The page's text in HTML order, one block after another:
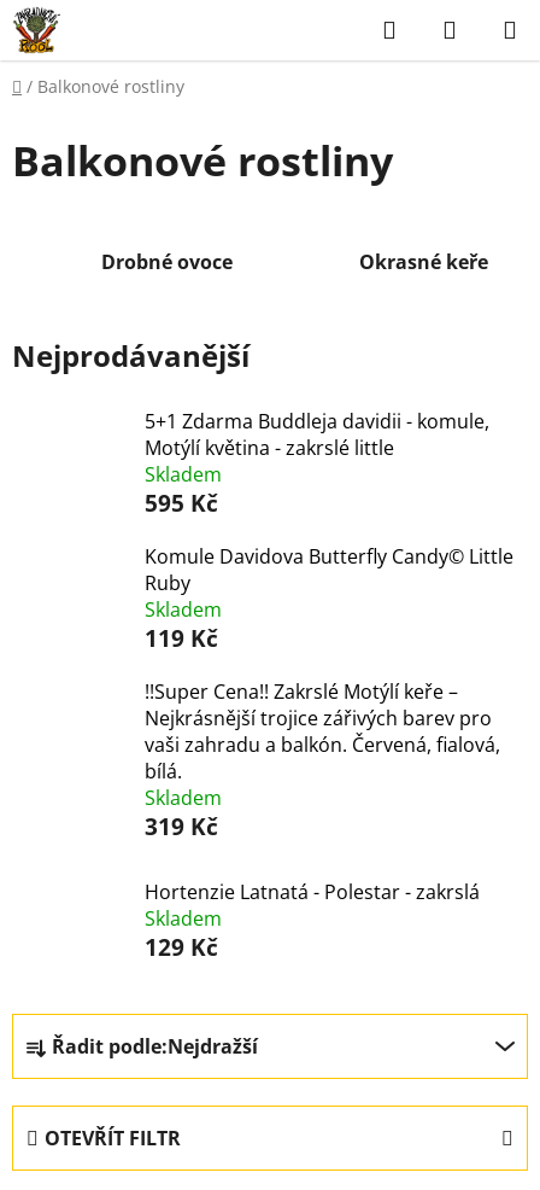
Přejít
na
obsah
Hledat
KOŠÍK
Domů
/ Balkonové rostliny
Balkonové rostliny
Drobné ovoce Okrasné keře
Nejprodávanější
5+1 Zdarma Buddleja davidii - komule,
Motýlí květina - zakrslé little
Skladem
595 Kč
Komule Davidova Butterfly Candy© Little
Ruby
Skladem
119 Kč
!!Super Cena!! Zakrslé Motýlí keře –
Nejkrásnější trojice zářivých barev pro
vaši zahradu a balkón. Červená, fialová,
bílá.
Skladem
319 Kč
Hortenzie Latnatá - Polestar - zakrslá
Skladem
129 Kč
Ř
a
z
n
Řadit podle:Nejdražší
OTEVŘÍT FILTR